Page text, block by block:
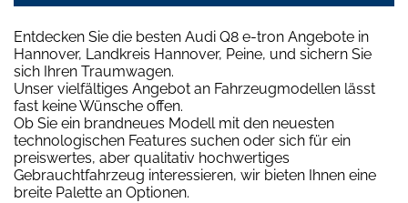
Entdecken Sie die besten Audi Q8 e-tron Angebote in
Hannover, Landkreis Hannover, Peine, und sichern Sie
sich Ihren Traumwagen.
Unser vielfältiges Angebot an Fahrzeugmodellen lässt
fast keine Wünsche offen.
Ob Sie ein brandneues Modell mit den neuesten
technologischen Features suchen oder sich für ein
preiswertes, aber qualitativ hochwertiges
Gebrauchtfahrzeug interessieren, wir bieten Ihnen eine
breite Palette an Optionen.